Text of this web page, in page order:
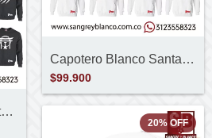
Saco Gris Oscuro Santa Fe
Capotero Blanco Santa Fe
$99.900
20% OFF